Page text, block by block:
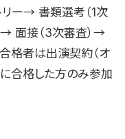
ー→ 書類選考（1次
→ 面接（3次審査）→
格者は出演契約（オ
合格した方のみ参加